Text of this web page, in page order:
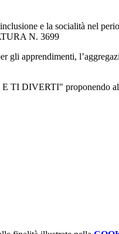
e la socialità nel
N. 3699
apprendimenti,
DIVERTI" proponendo